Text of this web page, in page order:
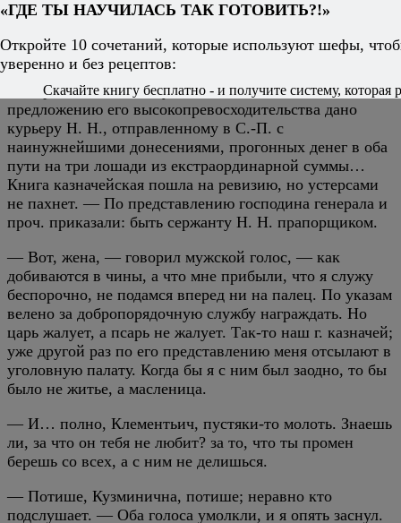
пиши представление. За многочисленные его в
посылках труды и за точнейшее оных исправление
удостоиваю его к повышению чином».
— В расходной книге у казначея записано: по
предложению его высокопревосходительства дано
курьеру Н. Н., отправленному в С.-П. с
наинужнейшими донесениями, прогонных денег в оба
пути на три лошади из екстраординарной суммы…
Книга казначейская пошла на ревизию, но устерсами
не пахнет. — По представлению господина генерала и
проч. приказали: быть сержанту Н. Н. прапорщиком.
— Вот, жена, — говорил мужской голос, — как
добиваются в чины, а что мне прибыли, что я служу
беспорочно, не подамся вперед ни на палец. По указам
велено за добропорядочную службу награждать. Но
царь жалует, а псарь не жалует. Так-то наш г. казначей;
уже другой раз по его представлению меня отсылают в
уголовную палату. Когда бы я с ним был заодно, то бы
было не житье, а масленица.
— И… полно, Клементьич, пустяки-то молоть. Знаешь
ли, за что он тебя не любит? за то, что ты промен
берешь со всех, а с ним не делишься.
— Потише, Кузминична, потише; неравно кто
подслушает. — Оба голоса умолкли, и я опять заснул.
«ГДЕ ТЫ НАУЧИЛАСЬ ТАК ГОТОВИТЬ?!»
Откройте 10 сочетаний, которые используют шефы,
уверенно и без рецептов:
Скачайте книгу бесплатно - и получите систему, которая